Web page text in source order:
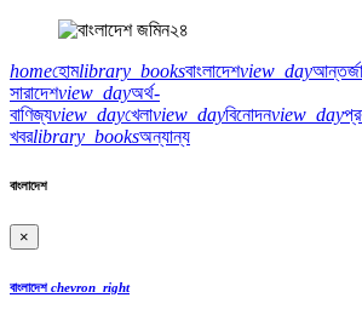
homeহোমlibrary_booksবাংলাদেশview_day
সারাদেশview_dayঅর্থ-
বাণিজ্যview_dayখেলাview_dayবিনোদনview_day
খবরlibrary_booksঅন্যান্য
বাংলাদেশ
×
বাংলাদেশ chevron_right